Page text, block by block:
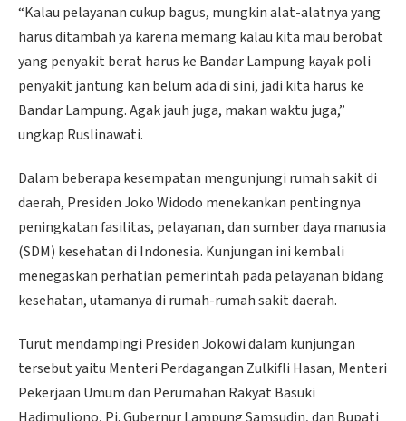
“Kalau pelayanan cukup bagus, mungkin alat-alatnya yang
harus ditambah ya karena memang kalau kita mau berobat
yang penyakit berat harus ke Bandar Lampung kayak poli
penyakit jantung kan belum ada di sini, jadi kita harus ke
Bandar Lampung. Agak jauh juga, makan waktu juga,”
ungkap Ruslinawati.
Dalam beberapa kesempatan mengunjungi rumah sakit di
daerah, Presiden Joko Widodo menekankan pentingnya
peningkatan fasilitas, pelayanan, dan sumber daya manusia
(SDM) kesehatan di Indonesia. Kunjungan ini kembali
menegaskan perhatian pemerintah pada pelayanan bidang
kesehatan, utamanya di rumah-rumah sakit daerah.
Turut mendampingi Presiden Jokowi dalam kunjungan
tersebut yaitu Menteri Perdagangan Zulkifli Hasan, Menteri
Pekerjaan Umum dan Perumahan Rakyat Basuki